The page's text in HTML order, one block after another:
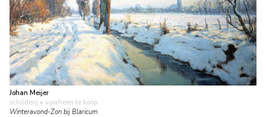
Johan Meijer
schilderij • voorheen te koop
Winteravond-Zon bij Blaricum